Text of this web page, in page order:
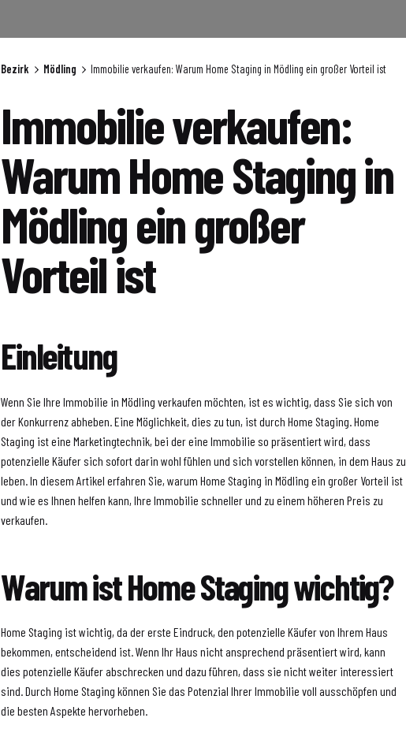
Bezirk Mödling Immobilie verkaufen: Warum Home Staging in Mödling ein großer Vorteil ist
Immobilie verkaufen:
Warum Home Staging in
Mödling ein großer
Vorteil ist
Einleitung
Wenn Sie Ihre Immobilie in Mödling verkaufen möchten, ist es wichtig, dass Sie sich von
der Konkurrenz abheben. Eine Möglichkeit, dies zu tun, ist durch Home Staging. Home
Staging ist eine Marketingtechnik, bei der eine Immobilie so präsentiert wird, dass
potenzielle Käufer sich sofort darin wohl fühlen und sich vorstellen können, in dem Haus zu
leben. In diesem Artikel erfahren Sie, warum Home Staging in Mödling ein großer Vorteil ist
und wie es Ihnen helfen kann, Ihre Immobilie schneller und zu einem höheren Preis zu
verkaufen.
Warum ist Home Staging wichtig?
Home Staging ist wichtig, da der erste Eindruck, den potenzielle Käufer von Ihrem Haus
bekommen, entscheidend ist. Wenn Ihr Haus nicht ansprechend präsentiert wird, kann
dies potenzielle Käufer abschrecken und dazu führen, dass sie nicht weiter interessiert
sind. Durch Home Staging können Sie das Potenzial Ihrer Immobilie voll ausschöpfen und
die besten Aspekte hervorheben.